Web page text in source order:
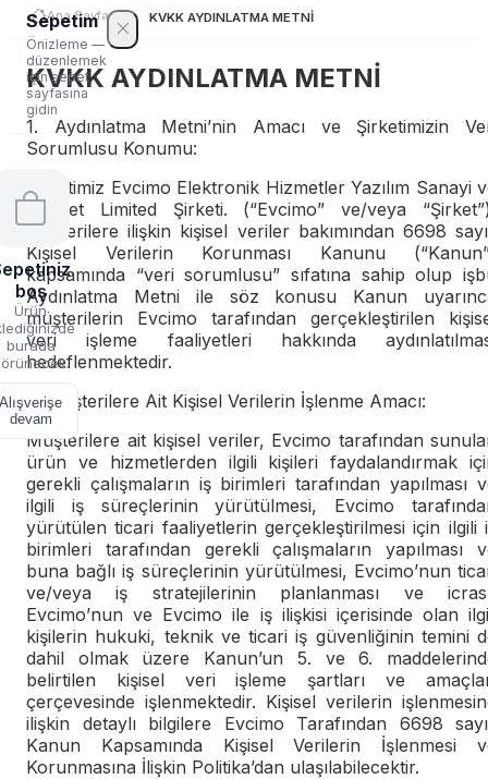
Sepetim
Önizleme —
düzenlemek
için sepet
sayfasına
gidin
boş
Ürün
burada
Alışverişe
devam
Ana Sayfa KVKK AYDINLATMA METNİ
KVKK AYDINLATMA METNİ
1. Aydınlatma Metni’nin Amacı ve Şirketimizin
Sorumlusu Konumu:
Şirketimiz Evcimo Elektronik Hizmetler Yazılım Sanayi
Ticaret Limited Şirketi. (“Evcimo” ve/veya
müşterilere ilişkin kişisel veriler bakımından 6698
Kişisel Verilerin Korunması Kanunu
kapsamında “veri sorumlusu” sıfatına sahip olup
Aydınlatma Metni ile söz konusu Kanun
müşterilerin Evcimo tarafından gerçekleştirilen
veri işleme faaliyetleri hakkında
hedeflenmektedir.
2. Müşterilere Ait Kişisel Verilerin İşlenme Amacı:
Müşterilere ait kişisel veriler, Evcimo tarafından
ürün ve hizmetlerden ilgili kişileri faydalandırmak
gerekli çalışmaların iş birimleri tarafından yapılması
ilgili iş süreçlerinin yürütülmesi, Evcimo
yürütülen ticari faaliyetlerin gerçekleştirilmesi için ilgili
birimleri tarafından gerekli çalışmaların yapılması
buna bağlı iş süreçlerinin yürütülmesi, Evcimo’nun
ve/veya iş stratejilerinin planlanması ve
Evcimo’nun ve Evcimo ile iş ilişkisi içerisinde olan
kişilerin hukuki, teknik ve ticari iş güvenliğinin temini
dahil olmak üzere Kanun’un 5. ve 6.
belirtilen kişisel veri işleme şartları ve
çerçevesinde işlenmektedir. Kişisel verilerin
ilişkin detaylı bilgilere Evcimo Tarafından 6698
Kanun Kapsamında Kişisel Verilerin İşlenmesi
Korunmasına İlişkin Politika’dan ulaşılabilecektir.